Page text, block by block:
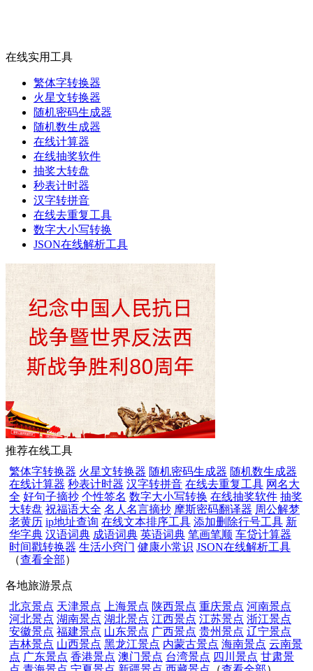
在线实用工具
繁体字转换器
火星文转换器
随机密码生成器
随机数生成器
在线计算器
在线抽奖软件
抽奖大转盘
秒表计时器
汉字转拼音
在线去重复工具
数字大小写转换
JSON在线解析工具
推荐在线工具
繁体字转换器 火星文转换器 随机密码生成器 随机数生成器
在线计算器 秒表计时器 汉字转拼音 在线去重复工具 网名大
全 好句子摘抄 个性签名 数字大小写转换 在线抽奖软件 抽奖
大转盘 祝福语大全 名人名言摘抄 摩斯密码翻译器 周公解梦
老黄历 ip地址查询 在线文本排序工具 添加删除行号工具 新
华字典 汉语词典 成语词典 英语词典 笔画笔顺 车贷计算器
时间戳转换器 生活小窍门 健康小常识 JSON在线解析工具
（查看全部）
各地旅游景点
北京景点 天津景点 上海景点 陕西景点 重庆景点 河南景点
河北景点 湖南景点 湖北景点 江西景点 江苏景点 浙江景点
安徽景点 福建景点 山东景点 广西景点 贵州景点 辽宁景点
吉林景点 山西景点 黑龙江景点 内蒙古景点 海南景点 云南景
点 广东景点 香港景点 澳门景点 台湾景点 四川景点 甘肃景